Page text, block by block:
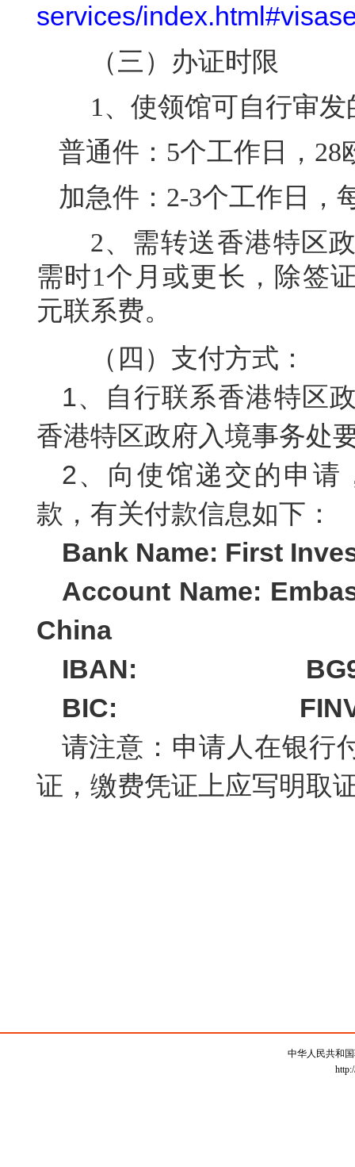
services/
（三）办证时限
1、使领馆可自行审发
普通件：5个工作日，28
加急件：2-3个工作日，
2、需转送香港特区
需时1个月或更长 ，除签
元联系费。
（四）支付方式：
1、 自行联系香港特区
香港特区政府入境事务处
2、 向使馆递交的申请
款，有关付款信息如下：
Bank Name: First
Account Name:
China
IBAN:
BIC:
请注意：申请人在银行
证，缴费凭证上应写明取
中华人民共和